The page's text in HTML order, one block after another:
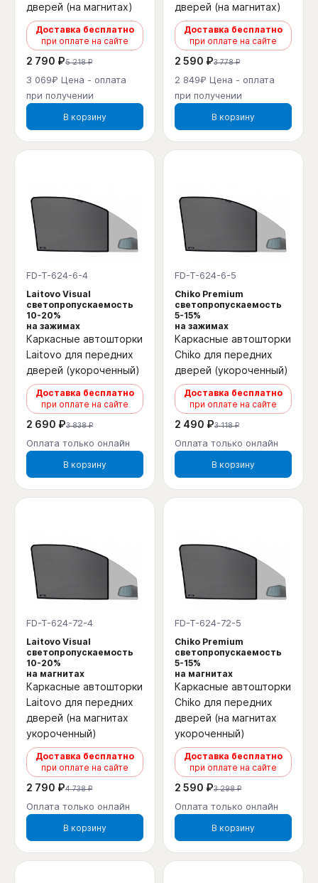
дверей (на магнитах)
Доставка бесплатно
при оплате на сайте
2 790 ₽5 218 ₽
3 069₽ Цена - оплата
при получении
В корзину
дверей (на магнитах)
Доставка бесплатно
при оплате на сайте
2 590 ₽3 778 ₽
2 849₽ Цена - оплата
при получении
В корзину
FD-T-624-6-4
Laitovo Visual
светопропускаемость
10-20%
на зажимах
Каркасные автошторки
Laitovo для передних
дверей (укороченный)
Доставка бесплатно
при оплате на сайте
2 690 ₽3 838 ₽
Оплата только онлайн
В корзину
FD-T-624-6-5
Chiko Premium
светопропускаемость
5-15%
на зажимах
Каркасные автошторки
Chiko для передних
дверей (укороченный)
Доставка бесплатно
при оплате на сайте
2 490 ₽3 118 ₽
Оплата только онлайн
В корзину
FD-T-624-72-4
Laitovo Visual
светопропускаемость
10-20%
на магнитах
Каркасные автошторки
Laitovo для передних
дверей (на магнитах
укороченный)
Доставка бесплатно
при оплате на сайте
2 790 ₽4 738 ₽
Оплата только онлайн
В корзину
FD-T-624-72-5
Chiko Premium
светопропускаемость
5-15%
на магнитах
Каркасные автошторки
Chiko для передних
дверей (на магнитах
укороченный)
Доставка бесплатно
при оплате на сайте
2 590 ₽3 298 ₽
Оплата только онлайн
В корзину